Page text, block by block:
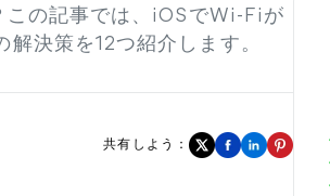
この記事では、iOSでWi-Fiが
決策を12つ紹介します。
共有しよう：